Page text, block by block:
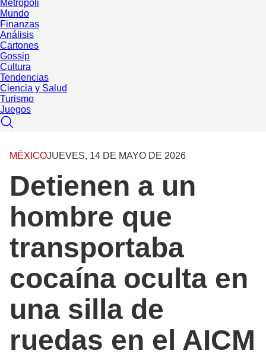
Metrópoli
Mundo
Finanzas
Análisis
Cartones
Gossip
Cultura
Tendencias
Ciencia y Salud
Turismo
Juegos
MÉXICOJUEVES, 14 DE MAYO DE 2026
Detienen a un
hombre que
transportaba
cocaína oculta en
una silla de
ruedas en el AICM